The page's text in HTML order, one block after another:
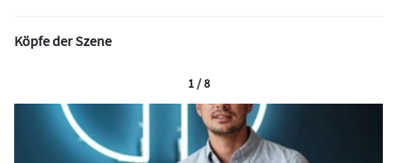
Köpfe der Szene
1 / 8